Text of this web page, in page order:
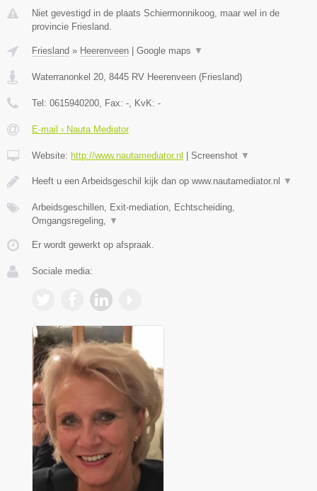
Niet gevestigd in de plaats Schiermonnikoog, maar wel in de
provincie Friesland.
Friesland » Heerenveen Google maps ▼
Waterranonkel 20 8445 RV Heerenveen (Friesland)
Tel: 0615940200 , Fax: - , KvK: -
E-mail › Nauta Mediator
Website: http://www.nautamediator.nl Screenshot ▼
Heeft u een Arbeidsgeschil kijk dan op www.nautamediator.nl ▼
Arbeidsgeschillen, Exit-mediation, Echtscheiding,
Omgangsregeling,
▼
Er wordt gewerkt op afspraak.
Sociale media: